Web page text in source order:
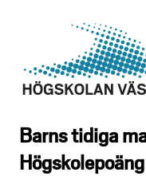
Barns tidiga
Högskolepoäng